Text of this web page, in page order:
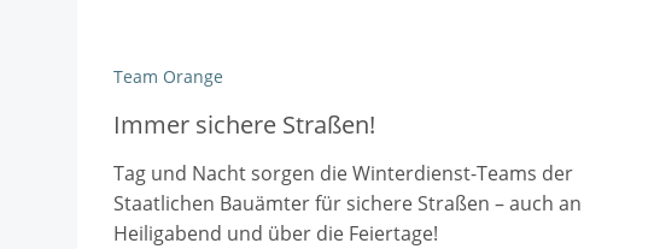
Team Orange
Immer sichere Straßen!
Tag und Nacht sorgen die Winterdienst-Teams der
Staatlichen Bauämter für sichere Straßen – auch an
Heiligabend und über die Feiertage!